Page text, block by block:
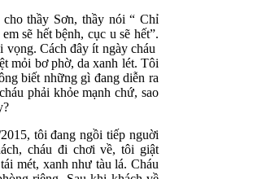
cho thầy Sơn, thầy nói “ Chỉ
sẽ hết bệnh, cục u sẽ hết”.
vọng. Cách đây ít ngày cháu
mỏi bơ phờ, da xanh lét. Tôi
biết những gì đang diễn ra
phải khỏe mạnh chứ, sao
tôi đang ngồi tiếp nguời
cháu đi chơi về, tôi giật
mét, xanh như tàu lá. Cháu